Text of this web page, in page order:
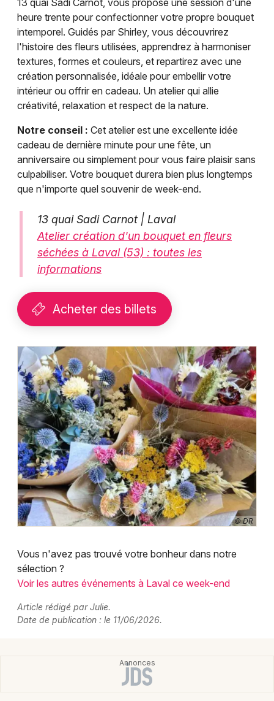
13 quai Sadi Carnot, vous propose une session d'une
heure trente pour confectionner votre propre bouquet
intemporel. Guidés par Shirley, vous découvrirez
l'histoire des fleurs utilisées, apprendrez à harmoniser
textures, formes et couleurs, et repartirez avec une
création personnalisée, idéale pour embellir votre
intérieur ou offrir en cadeau. Un atelier qui allie
créativité, relaxation et respect de la nature.
Notre conseil : Cet atelier est une excellente idée
cadeau de dernière minute pour une fête, un
anniversaire ou simplement pour vous faire plaisir sans
culpabiliser. Votre bouquet durera bien plus longtemps
que n'importe quel souvenir de week-end.
13 quai Sadi Carnot | Laval
Atelier création d'un bouquet en fleurs
séchées à Laval (53) : toutes les
informations
Acheter des billets
© DR
Vous n'avez pas trouvé votre bonheur dans notre
sélection ?
Voir les autres événements à Laval ce week-end
Article rédigé par Julie.
Date de publication : le 11/06/2026.